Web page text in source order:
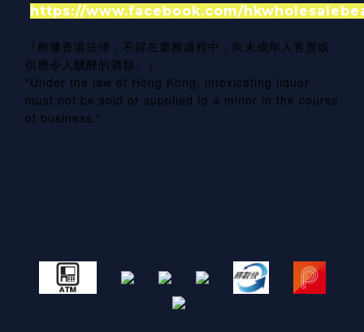
https://www.facebook.com/
『根據香港法律，不得在業務過程中，向未成年人售賣或
供應令人醺醉的酒類。』
“Under the law of Hong Kong, intoxicating liquor
must not be sold or supplied to a minor in the course
of business.”